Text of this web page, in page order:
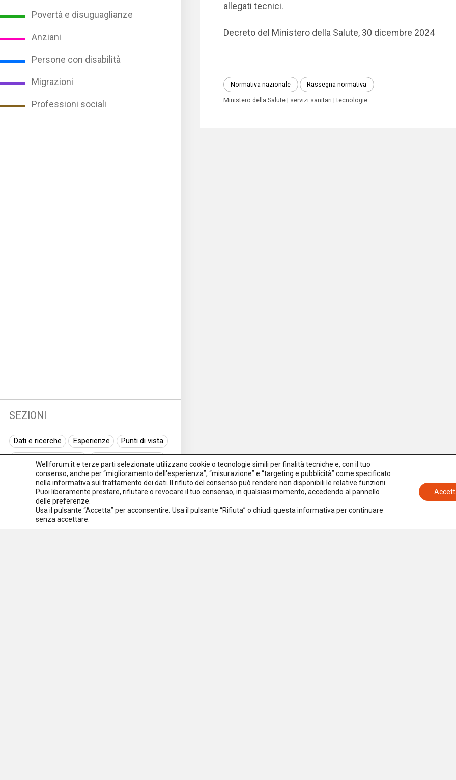
Povertà e disuguaglianze
Anziani
Persone con disabilità
Migrazioni
Professioni sociali
SEZIONI
Dati e ricerche Esperienze
Punti di vista
Normativa europea
Rassegna normativa
I seminari di Welforum
Eventi
Spazio ai promotori
allegati tecnici.
Decreto del Ministero della Salute, 30 dicembre 2024
Normativa nazionale Rassegna normativa
Ministero della Salute servizi sanitari tecnologie
Wellforum.it e terze parti selezionate utilizzano cookie o tecnologie simili per finalità tecniche e, con il tuo
consenso, anche per “miglioramento dell'esperienza”, “misurazione” e “targeting e pubblicità” come specificato
nella informativa sul trattamento dei dati . Il rifiuto del consenso può rendere non disponibili le relative funzioni.
Puoi liberamente prestare, rifiutare o revocare il tuo consenso, in qualsiasi momento, accedendo al pannello
delle preferenze.
Usa il pulsante “Accetta” per acconsentire. Usa il pulsante “Rifiuta” o chiudi questa informativa per continuare
senza accettare.